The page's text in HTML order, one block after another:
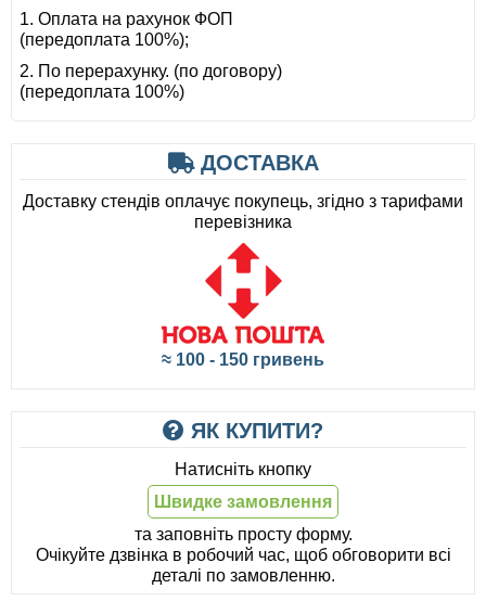
1. Оплата на рахунок ФОП
(передоплата 100%);
2. По перерахунку. (по договору)
(передоплата 100%)
ДОСТАВКА
Доставку стендів оплачує покупець, згідно з тарифами
перевізника
≈ 100 - 150 гривень
ЯК КУПИТИ?
Натисніть кнопку
Швидке замовлення
та заповніть просту форму.
Очікуйте дзвінка в робочий час, щоб обговорити всі
деталі по замовленню.